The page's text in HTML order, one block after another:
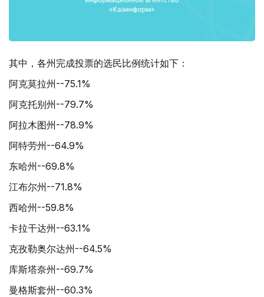
其中，各州完成投票的选民比例统计如下：
阿克莫拉州--75.1%
阿克托别州--79.7%
阿拉木图州--78.9%
阿特劳州--64.9%
东哈州--69.8%
江布尔州--71.8%
西哈州--59.8%
卡拉干达州--63.1%
克孜勒奥尔达州--64.5%
库斯塔奈州--69.7%
曼格斯套州--60.3%